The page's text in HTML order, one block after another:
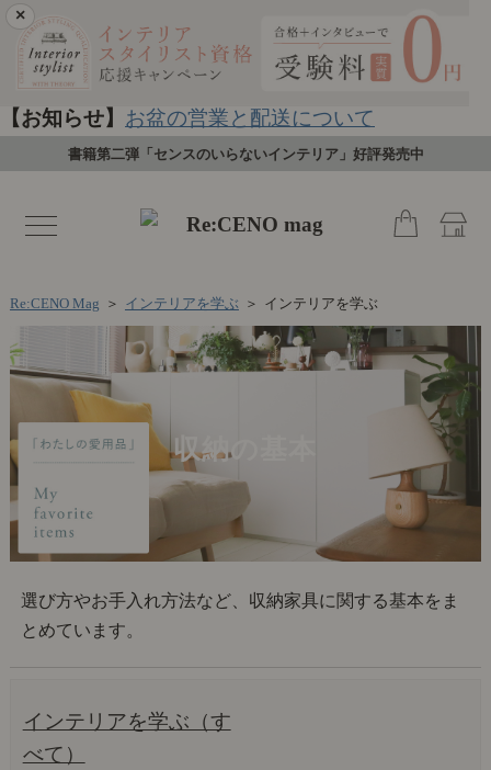
×
【お知らせ】 お盆の営業と配送について
書籍第二弾「センスのいらないインテリア」好評発売中
toggle
navigation
Re:CENO Mag ＞ インテリアを学ぶ ＞ インテリアを学ぶ
収納の基本
選び方やお手入れ方法など、収納家具に関する基本をま
とめています。
インテリアを学ぶ（す
べて）